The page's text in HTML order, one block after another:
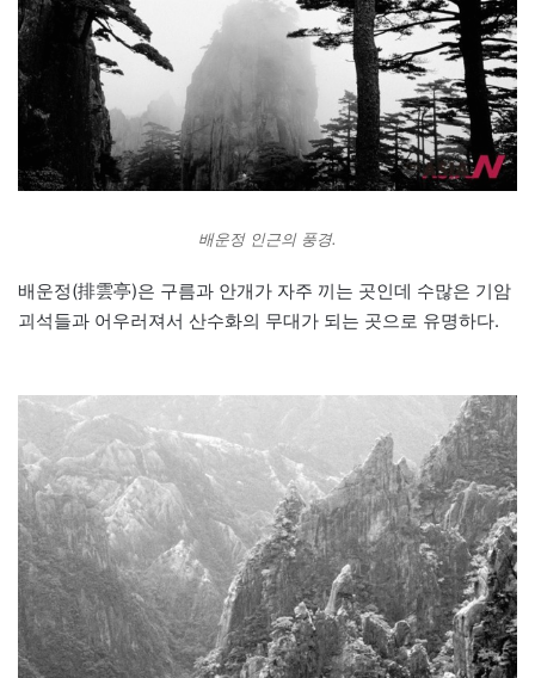
배운정 인근의 풍경.
배운정(排雲亭)은 구름과 안개가 자주 끼는 곳인데 수많은 기암
괴석들과 어우러져서 산수화의 무대가 되는 곳으로 유명하다.